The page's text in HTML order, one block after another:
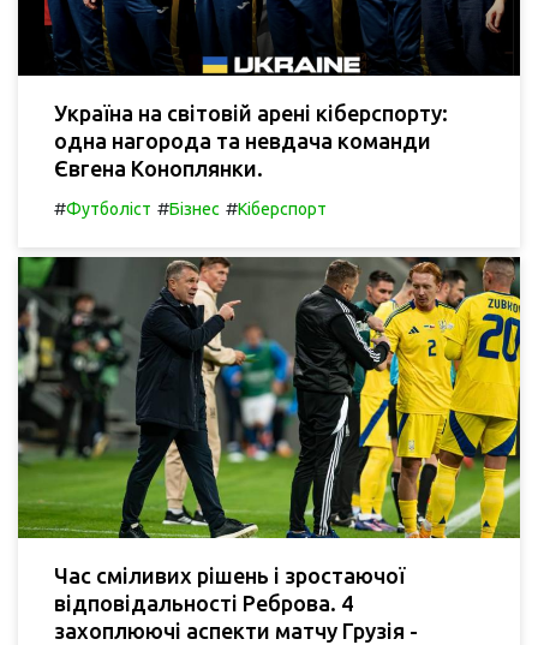
Україна на світовій арені кіберспорту:
одна нагорода та невдача команди
Євгена Коноплянки.
#Футболіст #Бізнес #Кіберспорт
Час сміливих рішень і зростаючої
відповідальності Реброва. 4
захоплюючі аспекти матчу Грузія -